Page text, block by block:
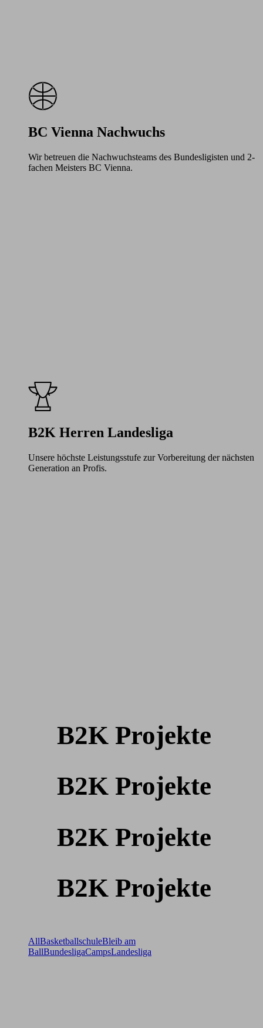
BC Vienna Nachwuchs
Wir betreuen die Nachwuchsteams des Bundesligisten und 2-
fachen Meisters BC Vienna.
B2K Herren Landesliga
Unsere höchste Leistungsstufe zur Vorbereitung der nächsten
Generation an Profis.
B2K Projekte
B2K Projekte
B2K Projekte
B2K Projekte
AllBasketballschuleBleib am
BallBundesligaCampsLandesliga